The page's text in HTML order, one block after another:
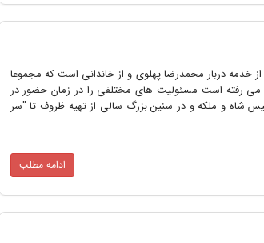
از خدمه دربار) محمدرضا مرادی متولد سال 1326 ، یکی از خدمه دربار محمدرضا پهلوی و از خاندانی است که مجموعا
می رفته است مسئولیت های مختلفی را در زمان حضور در
شاه و ملکه و در سنین بزرگ سالی از تهیه ظروف تا "سر
ادامه مطلب